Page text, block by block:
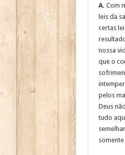
A. Com
leis da
certas
nossa
que o
pelos
Deus
tudo